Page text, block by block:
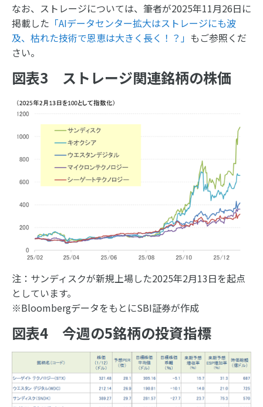
なお、ストレージについては、筆者が2025年11月26日に
掲載した 「AIデータセンター拡大はストレージにも波
及、枯れた技術で恩恵は大きく長く！？」 もご参照くだ
さい。
図表3 ストレージ関連銘柄の株価
注：サンディスクが新規上場した2025年2月13日を起点
としています。
※BloombergデータをもとにSBI証券が作成
図表4 今週の5銘柄の投資指標